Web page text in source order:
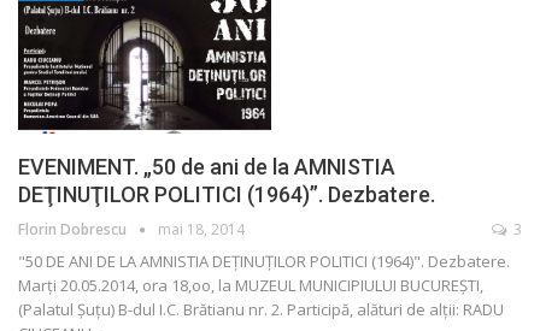
EVENIMENT. „50 de ani de la AMNISTIA
DEŢINUŢILOR POLITICI (1964)”. Dezbatere.
Florin Dobrescu mai 18, 2014 3
"50 DE ANI DE LA AMNISTIA DEŢINUŢILOR POLITICI (1964)". Dezbatere.
Marţi 20.05.2014, ora 18,oo, la MUZEUL MUNICIPIULUI BUCUREŞTI,
(Palatul Şuţu) B-dul I.C. Brătianu nr. 2. Participă, alături de alţii: RADU